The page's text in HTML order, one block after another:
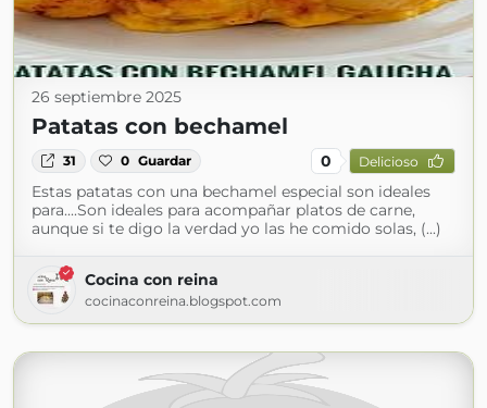
26 septiembre 2025
Patatas con bechamel
31 0 Guardar 0 Delicioso
Estas patatas con una bechamel especial son ideales
para....Son ideales para acompañar platos de carne,
aunque si te digo la verdad yo las he comido solas, (...)
Cocina con reina
cocinaconreina.blogspot.com